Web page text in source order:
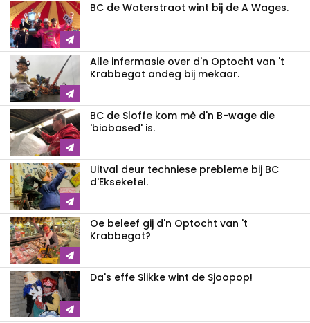
BC de Waterstraot wint bij de A Wages.
Alle infermasie over d'n Optocht van 't
Krabbegat andeg bij mekaar.
BC de Sloffe kom mè d'n B-wage die
'biobased' is.
Uitval deur techniese prebleme bij BC
d'Ekseketel.
Oe beleef gij d'n Optocht van 't
Krabbegat?
Da's effe Slikke wint de Sjoopop!